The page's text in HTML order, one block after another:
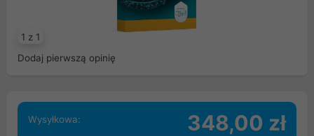
1 z 1
Dodaj pierwszą opinię
Wysyłkowa: 348,00 zł